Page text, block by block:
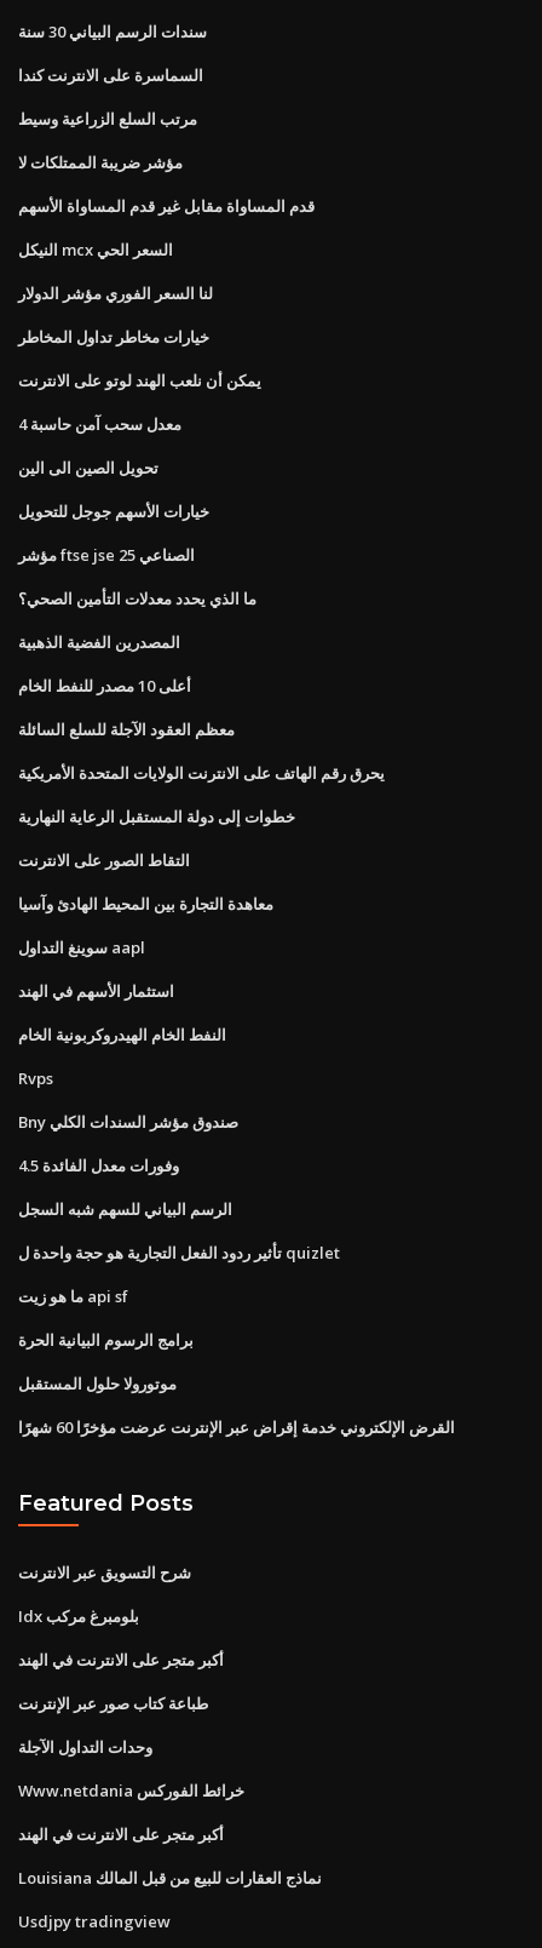
سندات الرسم البياني 30 سنة
السماسرة على الانترنت كندا
مرتب السلع الزراعية وسيط
مؤشر ضريبة الممتلكات لا
قدم المساواة مقابل غير قدم المساواة الأسهم
النيكل mcx السعر الحي
لنا السعر الفوري مؤشر الدولار
خيارات مخاطر تداول المخاطر
يمكن أن نلعب الهند لوتو على الانترنت
4 معدل سحب آمن حاسبة
تحويل الصين الى الين
خيارات الأسهم جوجل للتحويل
مؤشر ftse jse الصناعي 25
ما الذي يحدد معدلات التأمين الصحي؟
المصدرين الفضية الذهبية
أعلى 10 مصدر للنفط الخام
معظم العقود الآجلة للسلع السائلة
يحرق رقم الهاتف على الانترنت الولايات المتحدة الأمريكية
خطوات إلى دولة المستقبل الرعاية النهارية
التقاط الصور على الانترنت
معاهدة التجارة بين المحيط الهادئ وآسيا
سوينغ التداول aapl
استثمار الأسهم في الهند
النفط الخام الهيدروكربونية الخام
Rvps
Bny صندوق مؤشر السندات الكلي
4.5 وفورات معدل الفائدة
الرسم البياني للسهم شبه السجل
تأثير ردود الفعل التجارية هو حجة واحدة ل quizlet
ما هو زيت api sf
برامج الرسوم البيانية الحرة
موتورولا حلول المستقبل
القرض الإلكتروني خدمة إقراض عبر الإنترنت عرضت مؤخرًا 60 شهرًا
Featured Posts
شرح التسويق عبر الانترنت
Idx بلومبرغ مركب
أكبر متجر على الانترنت في الهند
طباعة كتاب صور عبر الإنترنت
وحدات التداول الآجلة
Www.netdania خرائط الفوركس
أكبر متجر على الانترنت في الهند
Louisiana نماذج العقارات للبيع من قبل المالك
Usdjpy tradingview